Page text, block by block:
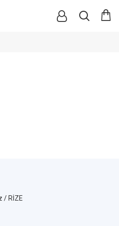
/ RİZE